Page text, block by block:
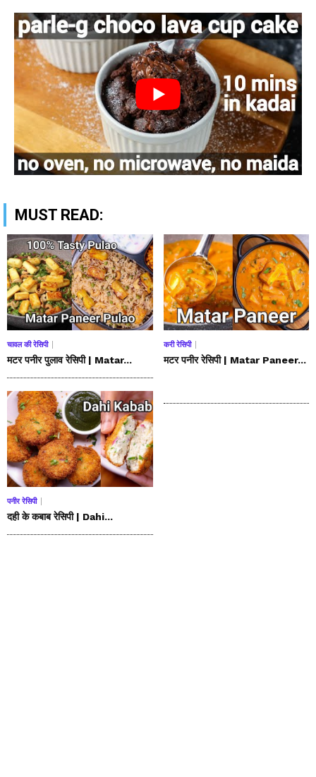
MUST READ:
चावल की रेसिपी
मटर पनीर पुलाव रेसिपी | Matar...
करी रेसिपी
मटर पनीर रेसिपी | Matar Paneer...
पनीर रेसिपी
दही के कबाब रेसिपी | Dahi...